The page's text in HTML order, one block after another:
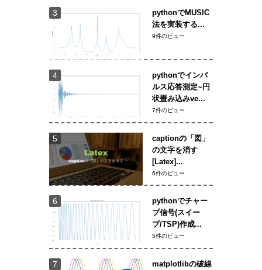
pythonでMUSIC
法を実装する...
9件のビュー
pythonでインパ
ルス応答測定~円
状畳み込みve...
7件のビュー
captionの「図」
の文字を消す
[Latex]...
6件のビュー
pythonでチャー
プ信号(スイー
プ/TSP)作成...
5件のビュー
matplotlibの破線